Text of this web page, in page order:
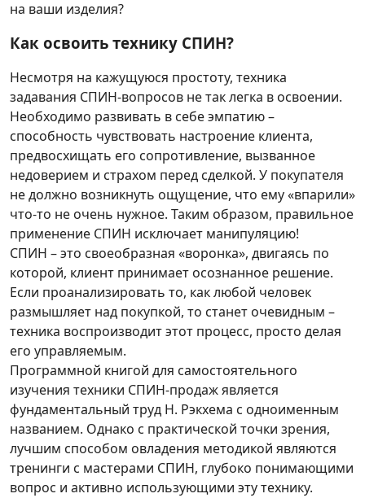
на ваши изделия?
Как освоить технику СПИН?
Несмотря на кажущуюся простоту, техника
задавания СПИН-вопросов не так легка в освоении.
Необходимо развивать в себе эмпатию –
способность чувствовать настроение клиента,
предвосхищать его сопротивление, вызванное
недоверием и страхом перед сделкой. У покупателя
не должно возникнуть ощущение, что ему «впарили»
что-то не очень нужное. Таким образом, правильное
применение СПИН исключает манипуляцию!
СПИН – это своеобразная «воронка», двигаясь по
которой, клиент принимает осознанное решение.
Если проанализировать то, как любой человек
размышляет над покупкой, то станет очевидным –
техника воспроизводит этот процесс, просто делая
его управляемым.
Программной книгой для самостоятельного
изучения техники СПИН-продаж является
фундаментальный труд Н. Рэкхема с одноименным
названием. Однако с практической точки зрения,
лучшим способом овладения методикой являются
тренинги с мастерами СПИН, глубоко понимающими
вопрос и активно использующими эту технику.